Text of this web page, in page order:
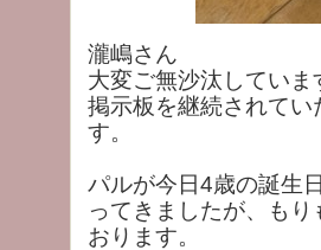
瀧嶋さん
大変ご無沙汰していま
掲示板を継続されて
す。
パルが今日4歳の誕生
ってきましたが、も
おります。